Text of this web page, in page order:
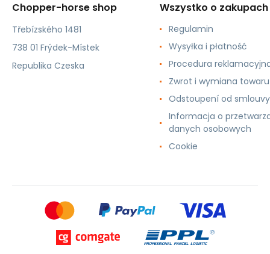
Chopper-horse shop
Třebízského 1481
738 01 Frýdek-Místek
Republika Czeska
Wszystko o zakupach
Regulamin
Wysyłka i płatność
Procedura
Zwrot i wymiana towaru
Odstoupení od smlouvy
Informacja o
danych osobowych
Cookie